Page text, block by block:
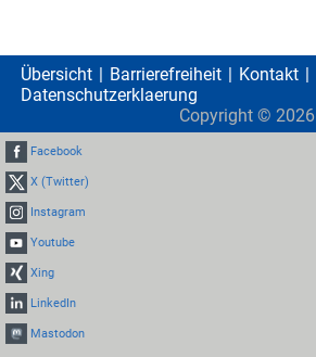
Übersicht Barrierefreiheit Kontakt
Datenschutzerklaerung
Copyright © 2026
Facebook
X (Twitter)
Instagram
Youtube
Xing
LinkedIn
Mastodon